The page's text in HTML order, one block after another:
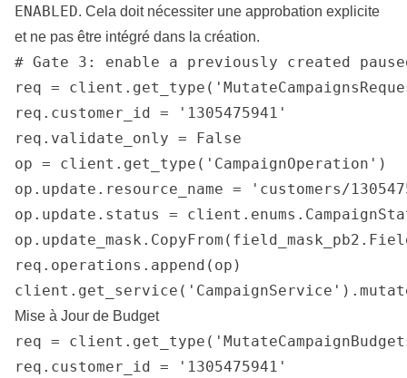
ENABLED. Cela doit nécessiter une approbation explicite
et ne pas être intégré dans la création.
# Gate 3: enable a previously created
req =
req.customer_id = '1305475941'
req.validate_only = False
op = client.get_type('CampaignOperation')
op.update.resource_name = 'customers/
op.update.status =
req.operations.append(op)
Mise à Jour de Budget
req =
req.customer_id = '1305475941'